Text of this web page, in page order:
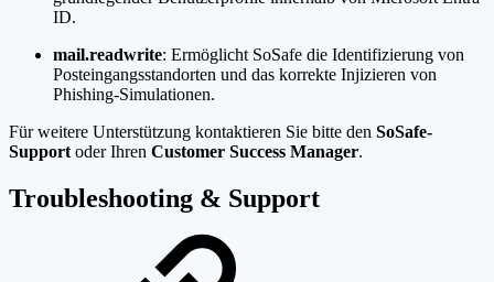
ID.
mail.readwrite: Ermöglicht SoSafe die Identifizierung von
Posteingangsstandorten und das korrekte Injizieren von
Phishing-Simulationen.
Für weitere Unterstützung kontaktieren Sie bitte den SoSafe-
Support oder Ihren Customer Success Manager.
Troubleshooting & Support